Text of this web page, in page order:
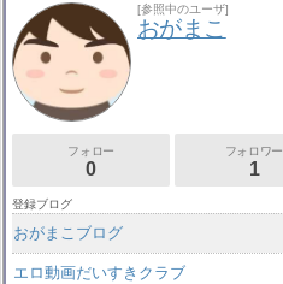
[参照中のユーザ]
おがまこ
フォロー
0
フォロワー
1
登録ブログ
おがまこブログ
エロ動画だいすきクラブ